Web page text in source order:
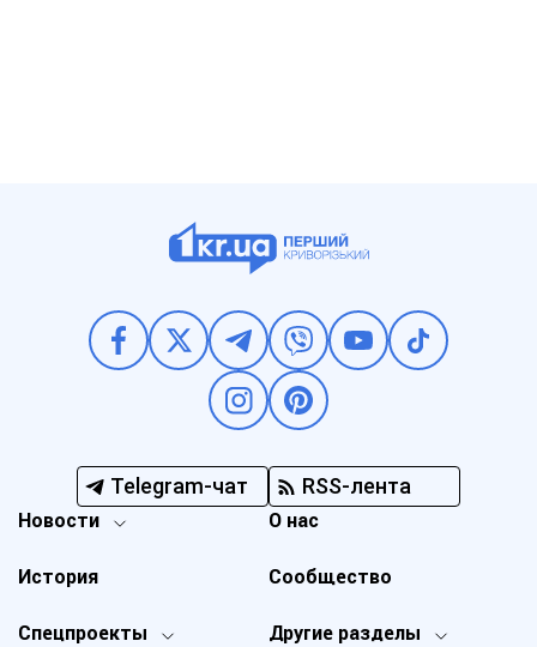
Telegram-чат RSS-лента
Новости
Спецпроекты Другие разделы
История
О нас
Сообщество